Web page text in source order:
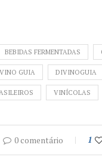
BEBIDAS FERMENTADAS
GUIA DIVINOGUIA
VINÍCOLAS
0 comentário 1